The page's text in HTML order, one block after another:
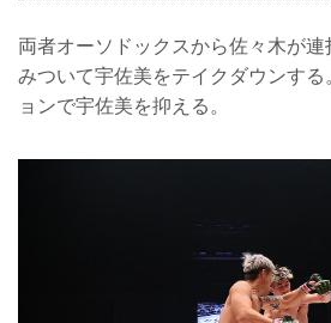
両者オーソドックスから佐々木が連
みついて宇佐美をテイクダウンす
ョンで宇佐美を抑える。